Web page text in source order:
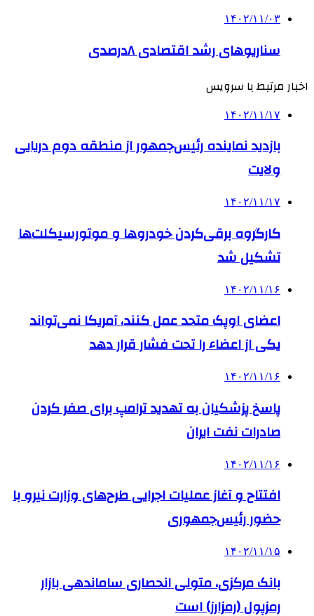
۱۴۰۲/۱۱/۰۳
سناریوهای رشد اقتصادی ۸درصدی
اخبار مرتبط با سرویس
۱۴۰۲/۱۱/۱۷
بازدید نماینده رئیس‌جمهور از منطقه دوم دریایی
ولایت
۱۴۰۲/۱۱/۱۷
کارگروه برقی‌کردن خودروها و موتورسیکلت‌ها
تشکیل شد
۱۴۰۲/۱۱/۱۶
اعضای اوپک متحد عمل کنند، آمریکا نمی‌تواند
یکی از اعضاء را تحت فشار قرار دهد
۱۴۰۲/۱۱/۱۶
پاسخ پزشکیان به تهدید ترامپ برای صفر کردن
صادرات نفت ایران
۱۴۰۲/۱۱/۱۶
افتتاح و آغاز عملیات اجرایی طرح‌های وزارت نیرو با
حضور رئیس‌جمهوری
۱۴۰۲/۱۱/۱۵
بانک مرکزی، متولی انحصاری ساماندهی بازار
رمزپول (رمزارز) است